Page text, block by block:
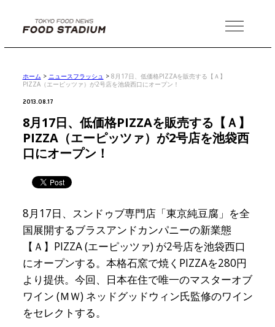
MENU
ホーム > ニュースフラッシュ > 8月17日、低価格PIZZAを販売する【Ａ】
PIZZA（エーピッツァ）が2号店を池袋西口にオープン！
2013.08.17
8月17日、低価格PIZZAを販売する【Ａ】
PIZZA（エーピッツァ）が2号店を池袋西
口にオープン！
8月17日、スンドゥブ専門店「東京純豆腐」を全
国展開するブラスアンドカンパニーの新業態
【Ａ】PIZZA (エーピッツァ) が2号店を池袋西口
にオープンする。本格石窯で焼くPIZZAを280円
より提供。今回、日本在住で唯一のマスターオブ
ワイン (ＭＷ) ネッドグッドウィン氏監修のワイン
をセレクトする。